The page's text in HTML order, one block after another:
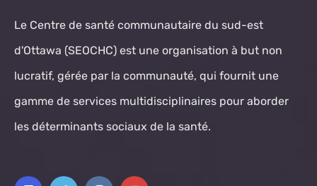
Le Centre de santé communautaire du sud-est
d'Ottawa (SEOCHC) est une organisation à but non
lucratif, gérée par la communauté, qui fournit une
gamme de services multidisciplinaires pour aborder
les déterminants sociaux de la santé.